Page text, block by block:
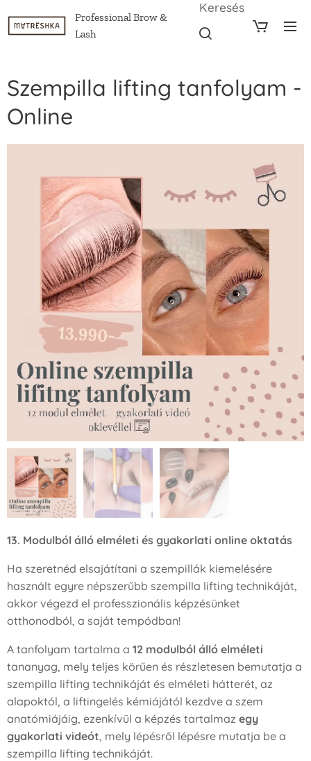
Professional Brow &
Lash
Keresés
Szempilla lifting tanfolyam -
Online
13. Modulból álló elméleti és gyakorlati online oktatás
Ha szeretnéd elsajátítani a szempillák kiemelésére
használt egyre népszerűbb szempilla lifting technikáját,
akkor végezd el professzionális képzésünket
otthonodból, a saját tempódban!
A tanfolyam tartalma a 12 modulból álló elméleti
tananyag, mely teljes körűen és részletesen bemutatja a
szempilla lifting technikáját és elméleti hátterét, az
alapoktól, a liftingelés kémiájától kezdve a szem
anatómiájáig, ezenkívül a képzés tartalmaz egy
gyakorlati videót, mely lépésről lépésre mutatja be a
szempilla lifting technikáját.